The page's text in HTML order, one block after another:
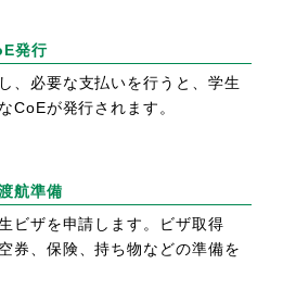
発行
、必要な支払いを行うと、学生
CoEが発行されます。
航準備
ビザを申請します。ビザ取得
券、保険、持ち物などの準備を